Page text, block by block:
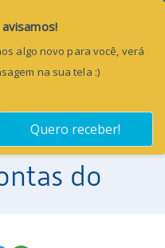
no
dos
do